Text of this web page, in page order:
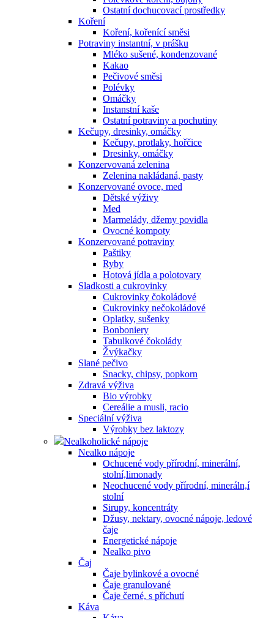
Ostatní dochucovací prostředky
Koření
Koření, kořenící směsi
Potraviny instantní, v prášku
Mléko sušené, kondenzované
Kakao
Pečivové směsi
Polévky
Omáčky
Instanstní kaše
Ostatní potraviny a pochutiny
Kečupy, dresinky, omáčky
Kečupy, protlaky, hořčice
Dresinky, omáčky
Konzervovaná zelenina
Zelenina nakládaná, pasty
Konzervované ovoce, med
Dětské výživy
Med
Marmelády, džemy povidla
Ovocné kompoty
Konzervované potraviny
Paštiky
Ryby
Hotová jídla a polotovary
Sladkosti a cukrovinky
Cukrovinky čokoládové
Cukrovinky nečokoládové
Oplatky, sušenky
Bonboniery
Tabulkové čokolády
Žvýkačky
Slané pečivo
Snacky, chipsy, popkorn
Zdravá výživa
Bio výrobky
Cereálie a musli, racio
Speciální výživa
Výrobky bez laktozy
Nealkoholické nápoje
Nealko nápoje
Ochucené vody přírodní, minerální,
stolní,limonady
Neochucené vody přírodní, mineráln,í
stolní
Sirupy, koncentráty
Džusy, nektary, ovocné nápoje, ledové
čaje
Energetické nápoje
Nealko pivo
Čaj
Čaje bylinkové a ovocné
Čaje granulované
Čaje černé, s příchutí
Káva